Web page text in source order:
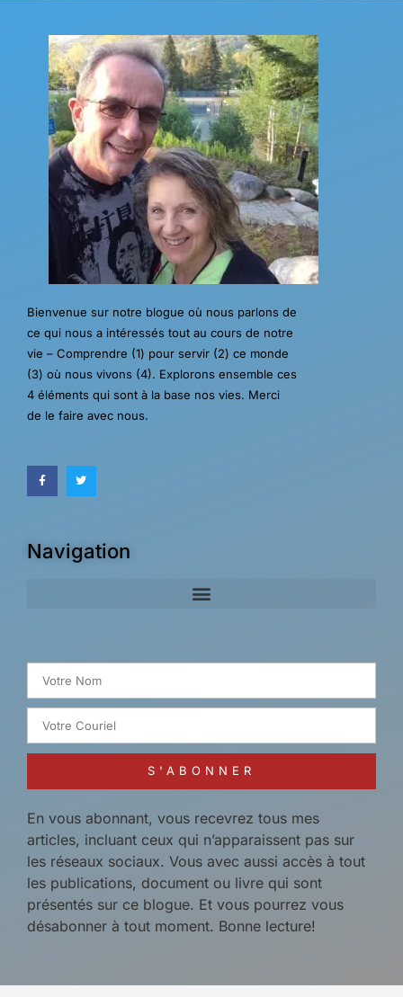
Bienvenue sur notre blogue où nous parlons de
ce qui nous a intéressés tout au cours de notre
vie – Comprendre (1) pour servir (2) ce monde
(3) où nous vivons (4). Explorons ensemble ces
4 éléments qui sont à la base nos vies. Merci
de le faire avec nous.
Navigation
S'ABONNER
En vous abonnant, vous recevrez tous mes
articles, incluant ceux qui n’apparaissent pas sur
les réseaux sociaux. Vous avec aussi accès à tout
les publications, document ou livre qui sont
présentés sur ce blogue. Et vous pourrez vous
désabonner à tout moment. Bonne lecture!